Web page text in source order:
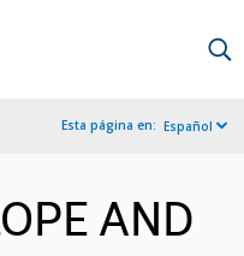
Esta página en: Español
AND